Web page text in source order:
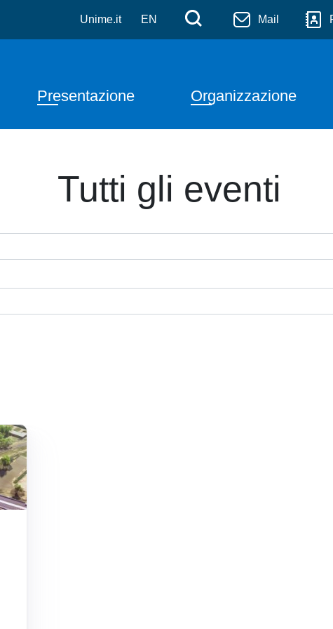
Salta al contenuto principale
Unime.it EN Menù di
Cerca Mail
Navigazione principale
Presentazione Organizzazione
Tutti gli eventi